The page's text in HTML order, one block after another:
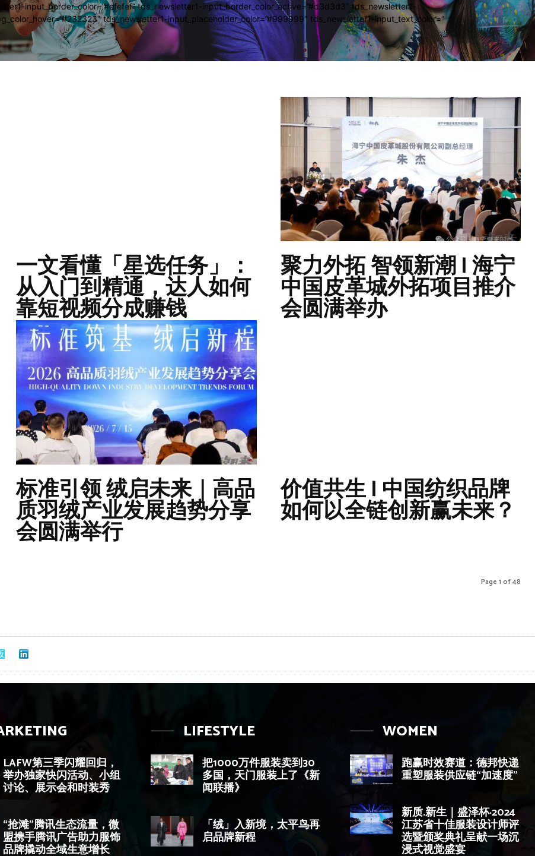
input_border_color=”#efefef” tds_newsletter1-input_border_color_active=”#d3d3d3″ tds_newsletter1-
tds_newsletter1-input_placeholder_color=”#999999″ tds_newsletter1-input_text_color=”
一文看懂「星选任务」：
从入门到精通，达人如何
靠短视频分成赚钱
聚力外拓 智领新潮 | 海宁
中国皮革城外拓项目推介
会圆满举办
标准引领 绒启未来｜高品
质羽绒产业发展趋势分享
会圆满举行
价值共生 | 中国纺织品牌
如何以全链创新赢未来？
Page 1 of 48
LAFW第三季闪耀回归，
举办独家快闪活动、小组
讨论、展示会和时装秀
“抢滩”腾讯生态流量，微
盟携手腾讯广告助力服饰
品牌撬动全域生意增长
LIFESTYLE
把1000万件服装卖到30
多国，天门服装上了《新
闻联播》
「绒」入新境，太平鸟再
启品牌新程
WOMEN
跑赢时效赛道：德邦快递
重塑服装供应链“加速度”
新质.新生｜盛泽杯·2024
江苏省十佳服装设计师评
选暨颁奖典礼呈献一场沉
浸式视觉盛宴